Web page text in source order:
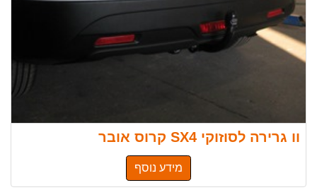
וו גרירה לסוזוקי SX4 קרוס אובר
מידע נוסף